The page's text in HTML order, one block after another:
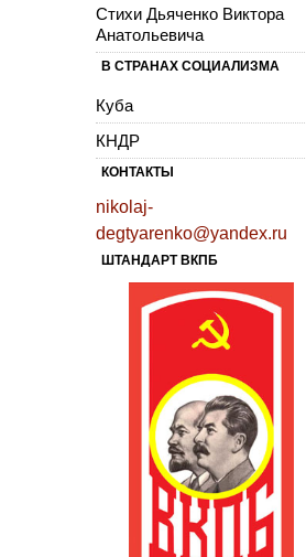
Стихи Дьяченко Виктора
Анатольевича
В СТРАНАХ СОЦИАЛИЗМА
Куба
КНДР
КОНТАКТЫ
nikolaj-
degtyarenko@yandex.ru
ШТАНДАРТ ВКПБ